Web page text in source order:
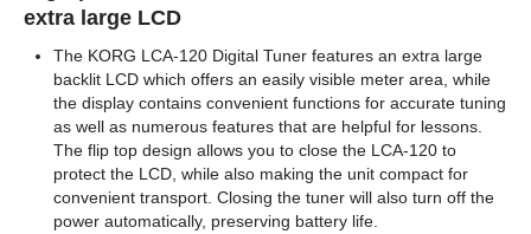
extra large LCD
The KORG LCA-120 Digital Tuner features an extra large
backlit LCD which offers an easily visible meter area, while
the display contains convenient functions for accurate tuning
as well as numerous features that are helpful for lessons.
The flip top design allows you to close the LCA-120 to
protect the LCD, while also making the unit compact for
convenient transport. Closing the tuner will also turn off the
power automatically, preserving battery life.